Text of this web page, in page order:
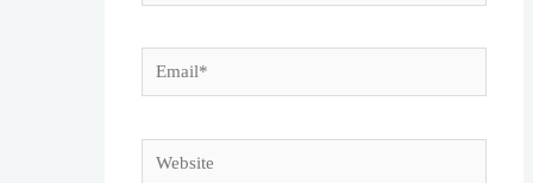
Email*
Website